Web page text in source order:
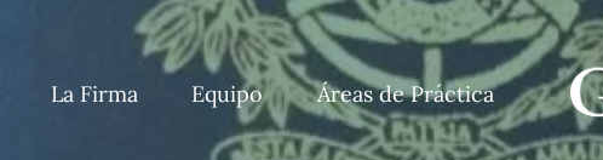
La Firma Equipo Áreas de Práctica